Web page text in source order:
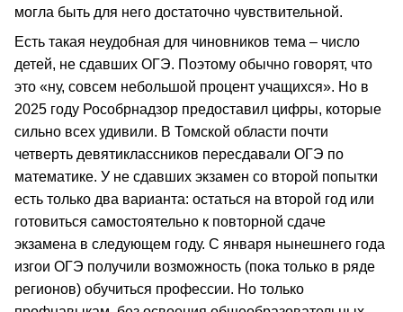
могла быть для него достаточно чувствительной.
Есть такая неудобная для чиновников тема – число
детей, не сдавших ОГЭ. Поэтому обычно говорят, что
это «ну, совсем небольшой процент учащихся». Но в
2025 году Рособрнадзор предоставил цифры, которые
сильно всех удивили. В Томской области почти
четверть девятиклассников пересдавали ОГЭ по
математике. У не сдавших экзамен со второй попытки
есть только два варианта: остаться на второй год или
готовиться самостоятельно к повторной сдаче
экзамена в следующем году. С января нынешнего года
изгои ОГЭ получили возможность (пока только в ряде
регионов) обучиться профессии. Но только